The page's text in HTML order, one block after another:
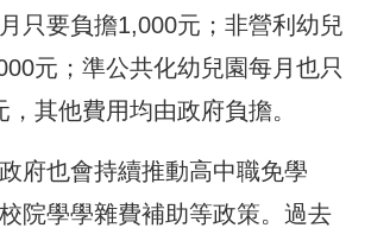
只要負擔1,000元；非營利幼兒
元；準公共化幼兒園每月也只
其他費用均由政府負擔。
府也會持續推動高中職免學
院學學雜費補助等政策。過去